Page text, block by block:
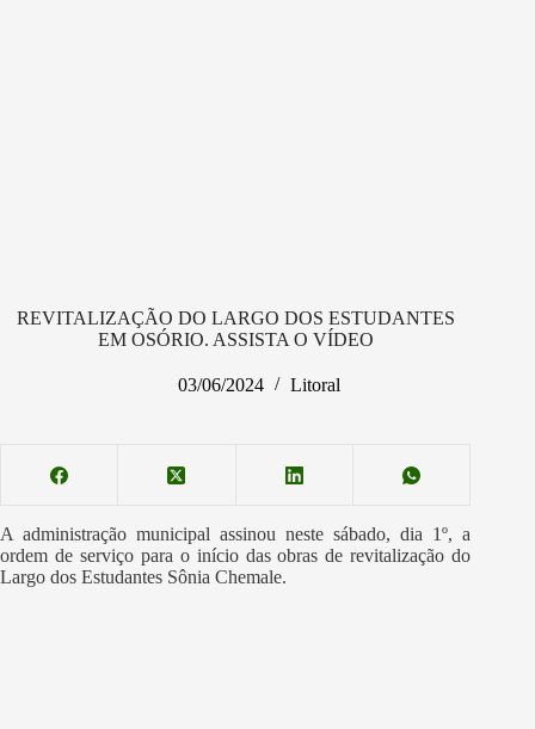
REVITALIZAÇÃO DO LARGO DOS ESTUDANTES
EM OSÓRIO. ASSISTA O VÍDEO
03/06/2024 Litoral
A administração municipal assinou neste sábado, dia 1º, a
ordem de serviço para o início das obras de revitalização do
Largo dos Estudantes Sônia Chemale.